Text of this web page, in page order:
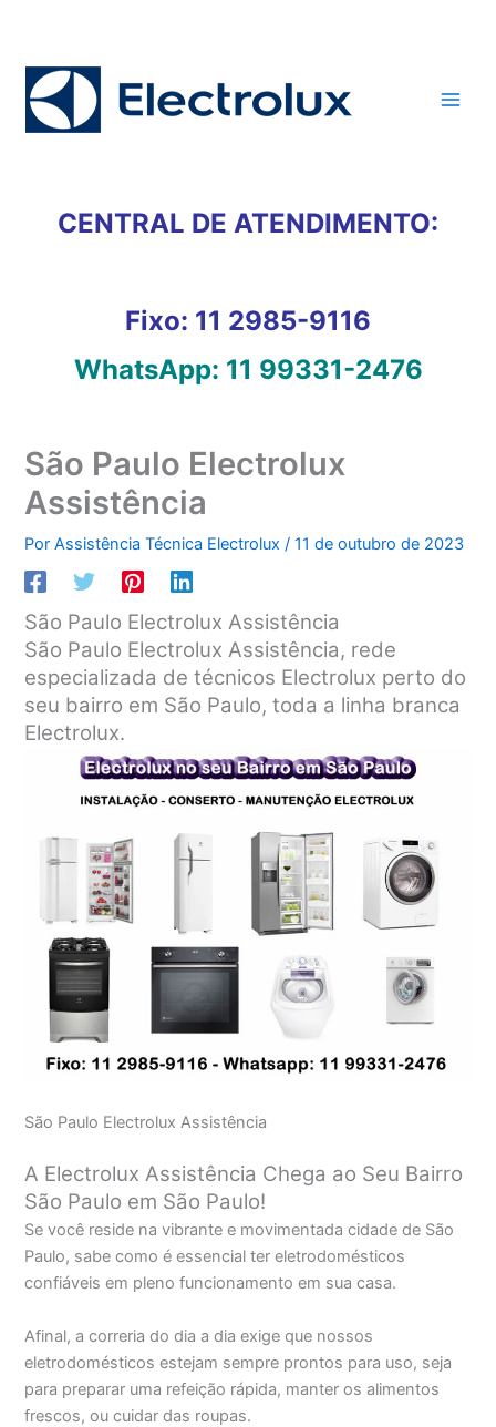
conteúdo
CENTRAL DE ATENDIMENTO:
Fixo: 11 2985-9116
WhatsApp: 11 99331-2476
São Paulo Electrolux
Assistência
PorAssistência Técnica Electrolux/11 de outubro de 2023
São Paulo Electrolux Assistência
São Paulo Electrolux Assistência, rede
especializada de técnicos Electrolux perto do
seu bairro em São Paulo, toda a linha branca
Electrolux.
São Paulo Electrolux Assistência
A Electrolux Assistência Chega ao Seu Bairro
São Paulo em São Paulo!
Se você reside na vibrante e movimentada cidade de São
Paulo, sabe como é essencial ter eletrodomésticos
confiáveis em pleno funcionamento em sua casa.
Afinal, a correria do dia a dia exige que nossos
eletrodomésticos estejam sempre prontos para uso, seja
para preparar uma refeição rápida, manter os alimentos
frescos, ou cuidar das roupas.